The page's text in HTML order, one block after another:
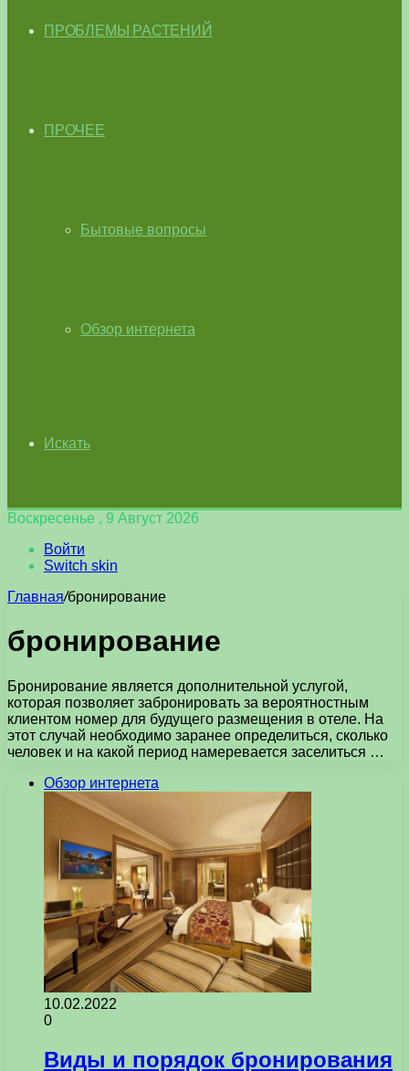
ПРОБЛЕМЫ РАСТЕНИЙ
ПРОЧЕЕ
Бытовые вопросы
Обзор интернета
Искать
Воскресенье , 9 Август 2026
Войти
Switch skin
Главная/бронирование
бронирование
Бронирование является дополнительной услугой,
которая позволяет забронировать за вероятностным
клиентом номер для будущего размещения в отеле. На
этот случай необходимо заранее определиться, сколько
человек и на какой период намеревается заселиться …
Обзор интернета
10.02.2022
0
Виды и порядок бронирования